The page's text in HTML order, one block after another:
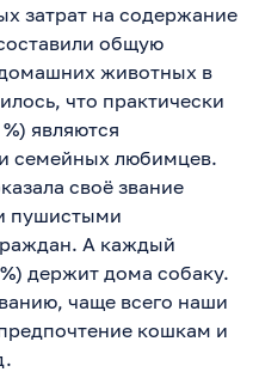
затрат на содержание
общую
домашних животных в
что практически
являются
семейных любимцев.
своё звание
пушистыми
А каждый
держит дома собаку.
чаще всего наши
кошкам и